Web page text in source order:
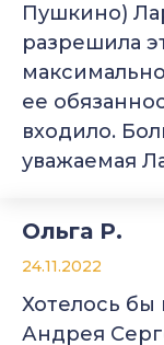
Пушкино)
разрешила
ее
входило.
уважаемая
Ольга Р.
24.11.2022
Хотелось бы
Андрея